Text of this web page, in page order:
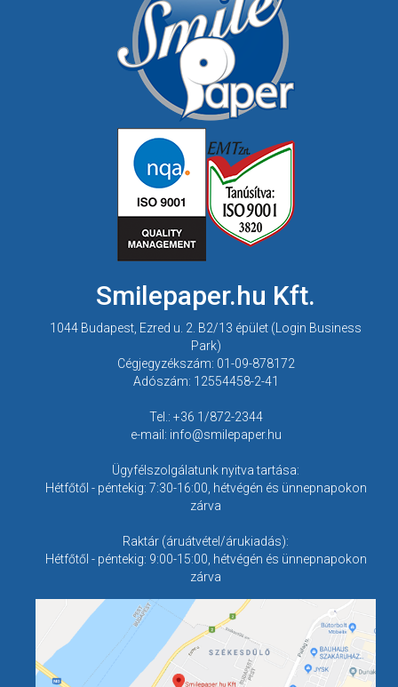
Smilepaper.hu Kft.
1044 Budapest, Ezred u. 2. B2/13 épület (Login Business
Park)
Cégjegyzékszám: 01-09-878172
Adószám: 12554458-2-41
Tel.: +36 1/872-2344
e-mail: info@smilepaper.hu
Ügyfélszolgálatunk nyitva tartása:
Hétfőtől - péntekig: 7:30-16:00, hétvégén és ünnepnapokon
zárva
Raktár (áruátvétel/árukiadás):
Hétfőtől - péntekig: 9:00-15:00, hétvégén és ünnepnapokon
zárva